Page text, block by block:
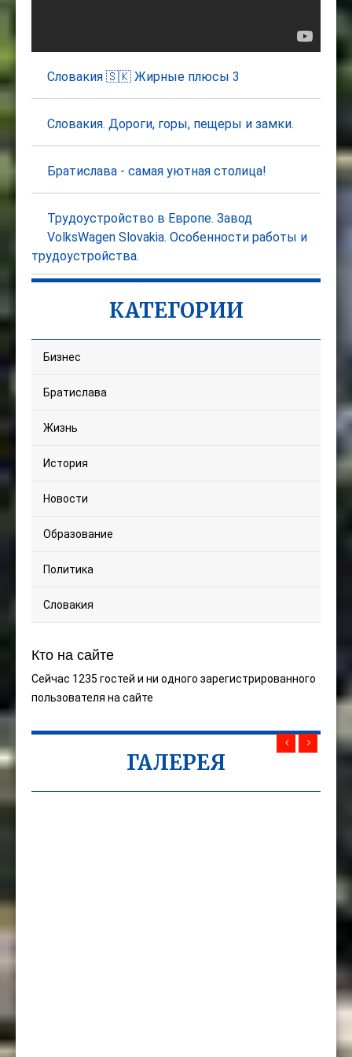
Словакия 🇸🇰 Жирные плюсы 3
Словакия. Дороги, горы, пещеры и замки.
Братислава - самая уютная столица!
Трудоустройство в Европе. Завод
VolksWagen Slovakia. Особенности работы и
трудоустройства.
КАТЕГОРИИ
Бизнес
Братислава
Жизнь
История
Новости
Образование
Политика
Словакия
Кто на сайте
Сейчас 1235 гостей и ни одного зарегистрированного
пользователя на сайте
ГАЛЕРЕЯ